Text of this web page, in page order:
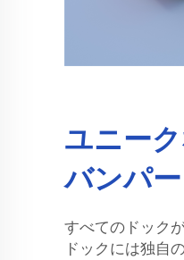
ユニー
バンパー
すべてのドック
ドックには独自